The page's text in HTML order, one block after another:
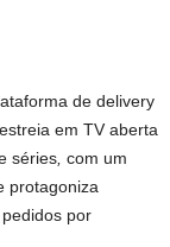
de delivery
em TV aberta
séries com um
protagoniza
por